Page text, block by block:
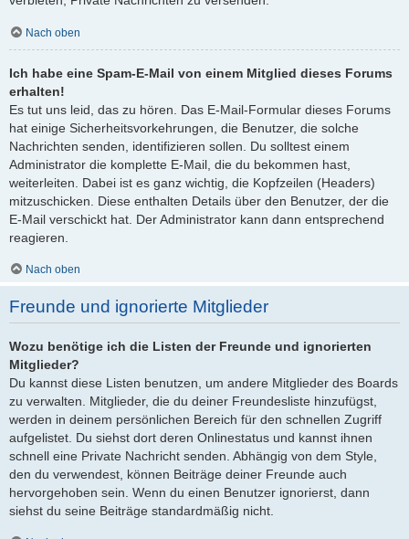
Nach oben
Ich habe eine Spam-E-Mail von einem Mitglied dieses Forums
erhalten!
Es tut uns leid, das zu hören. Das E-Mail-Formular dieses Forums
hat einige Sicherheitsvorkehrungen, die Benutzer, die solche
Nachrichten senden, identifizieren sollen. Du solltest einem
Administrator die komplette E-Mail, die du bekommen hast,
weiterleiten. Dabei ist es ganz wichtig, die Kopfzeilen (Headers)
mitzuschicken. Diese enthalten Details über den Benutzer, der die
E-Mail verschickt hat. Der Administrator kann dann entsprechend
reagieren.
Nach oben
Freunde und ignorierte Mitglieder
Wozu benötige ich die Listen der Freunde und ignorierten
Mitglieder?
Du kannst diese Listen benutzen, um andere Mitglieder des Boards
zu verwalten. Mitglieder, die du deiner Freundesliste hinzufügst,
werden in deinem persönlichen Bereich für den schnellen Zugriff
aufgelistet. Du siehst dort deren Onlinestatus und kannst ihnen
schnell eine Private Nachricht senden. Abhängig von dem Style,
den du verwendest, können Beiträge deiner Freunde auch
hervorgehoben sein. Wenn du einen Benutzer ignorierst, dann
siehst du seine Beiträge standardmäßig nicht.